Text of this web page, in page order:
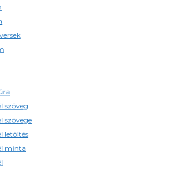
szöveg
szövege
letöltés
minta